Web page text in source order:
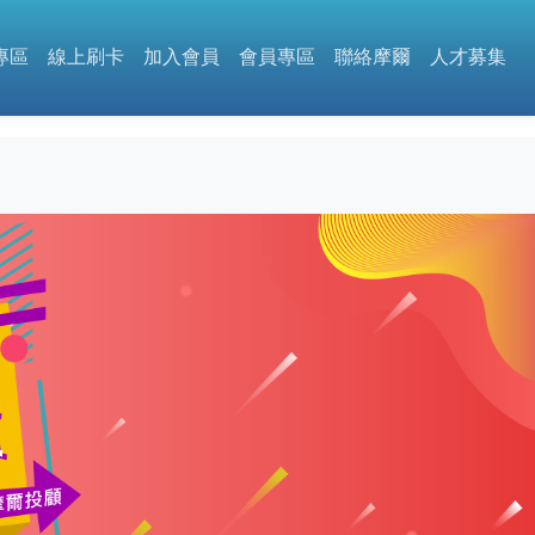
區 線上刷卡 加入會員 會員專區 聯絡摩爾 人才募集